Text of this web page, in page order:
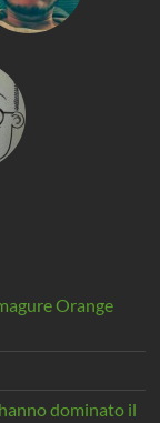
Orange
dominato il